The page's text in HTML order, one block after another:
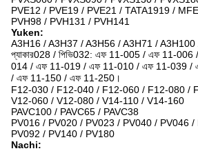
PVE12 / PVE19 / PVE21 / TATA1919 /
PVH98 / PVH131 / PVH141
Yuken:
A3H16 / A3H37 / A3H56 / A3H71 /
প্যাকার028 / পিভি032: এফ 11-005 / এফ 11-
014 / এফ 11-019 / এফ 11-010 / এফ 11-039 /
/ এফ 11-150 / এফ 11-250।
F12-030 / F12-040 / F12-060 / F12-080 /
V12-060 / V12-080 / V14-110 / V14-160
PAVC100 / PAVC65 / PAVC38
PV016 / PV020 / PV023 / PV040 / PV046
PV092 / PV140 / PV180
Nachi: